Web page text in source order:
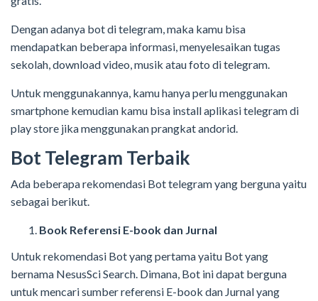
Dengan adanya bot di telegram, maka kamu bisa
mendapatkan beberapa informasi, menyelesaikan tugas
sekolah, download video, musik atau foto di telegram.
Untuk menggunakannya, kamu hanya perlu menggunakan
smartphone kemudian kamu bisa install aplikasi telegram di
play store jika menggunakan prangkat andorid.
Bot Telegram Terbaik
Ada beberapa rekomendasi Bot telegram yang berguna yaitu
sebagai berikut.
Book Referensi E-book dan Jurnal
Untuk rekomendasi Bot yang pertama yaitu Bot yang
bernama NesusSci Search. Dimana, Bot ini dapat berguna
untuk mencari sumber referensi E-book dan Jurnal yang